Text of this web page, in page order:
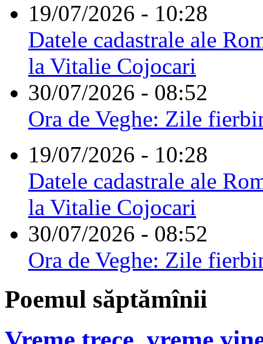
19/07/2026 - 10:28
Datele cadastrale ale
la Vitalie Cojocari
30/07/2026 - 08:52
Ora de Veghe: Zile
19/07/2026 - 10:28
Datele cadastrale ale
la Vitalie Cojocari
30/07/2026 - 08:52
Ora de Veghe: Zile
Poemul săptămînii